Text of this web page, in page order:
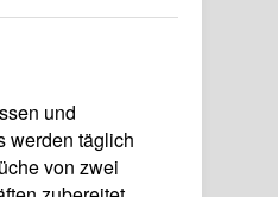
und
werden täglich
von zwei